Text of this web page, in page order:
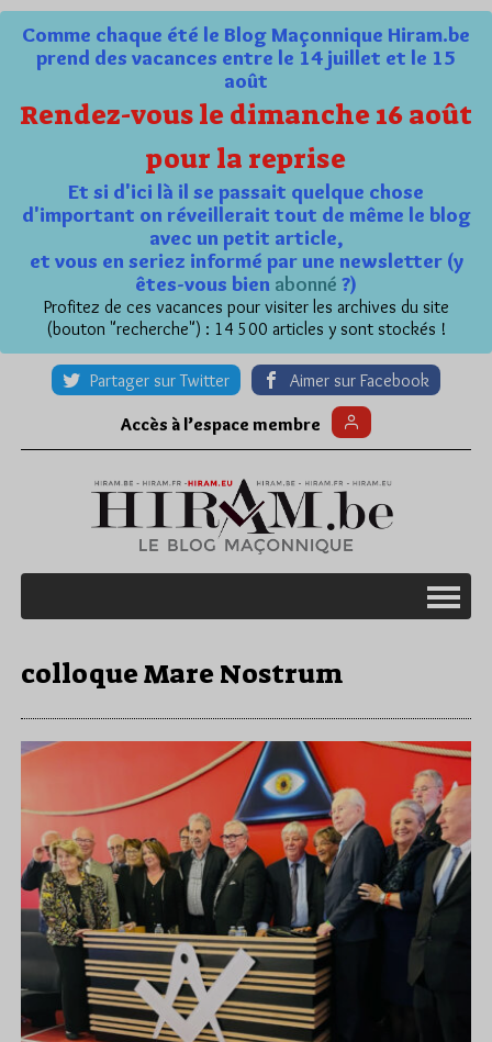
Comme chaque été le Blog Maçonnique Hiram.be
prend des vacances entre le 14 juillet et le 15
août
Rendez-vous le dimanche 16 août
pour la reprise
Et si d'ici là il se passait quelque chose
d'important on réveillerait tout de même le blog
avec un petit article,
et vous en seriez informé par une newsletter (y
êtes-vous bien abonné ?)
Profitez de ces vacances pour visiter les archives du site
(bouton "recherche") : 14 500 articles y sont stockés !
Partager sur Twitter Aimer sur Facebook
Accès à l’espace membre
colloque Mare Nostrum